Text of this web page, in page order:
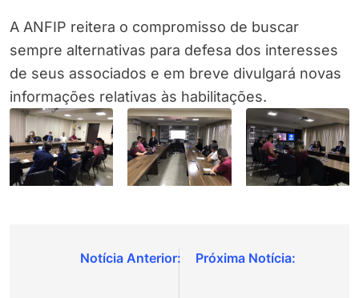
A ANFIP reitera o compromisso de buscar
sempre alternativas para defesa dos interesses
de seus associados e em breve divulgará novas
informações relativas às habilitações.
Navegação